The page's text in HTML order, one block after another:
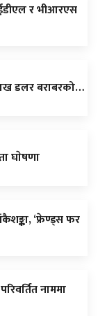
र भीआरएस
डलर बराबरको…
घाेषणा
‘फ्रेण्ड्स फर
नाममा